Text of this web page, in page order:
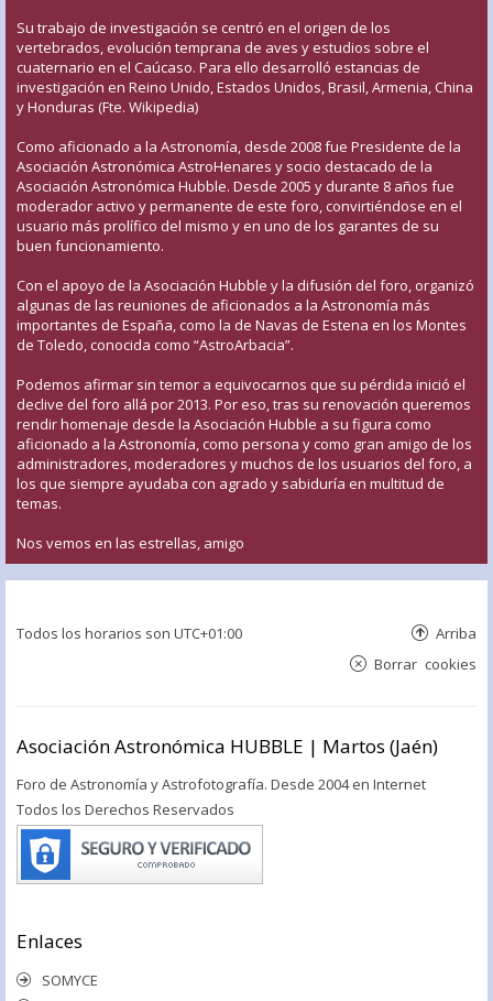
Su trabajo de investigación se centró en el origen de los
vertebrados, evolución temprana de aves y estudios sobre el
cuaternario en el Caúcaso. Para ello desarrolló estancias de
investigación en Reino Unido, Estados Unidos, Brasil, Armenia, China
y Honduras (Fte. Wikipedia)
Como aficionado a la Astronomía, desde 2008 fue Presidente de la
Asociación Astronómica AstroHenares y socio destacado de la
Asociación Astronómica Hubble. Desde 2005 y durante 8 años fue
moderador activo y permanente de este foro, convirtiéndose en el
usuario más prolífico del mismo y en uno de los garantes de su
buen funcionamiento.
Con el apoyo de la Asociación Hubble y la difusión del foro, organizó
algunas de las reuniones de aficionados a la Astronomía más
importantes de España, como la de Navas de Estena en los Montes
de Toledo, conocida como “AstroArbacia”.
Podemos afirmar sin temor a equivocarnos que su pérdida inició el
declive del foro allá por 2013. Por eso, tras su renovación queremos
rendir homenaje desde la Asociación Hubble a su figura como
aficionado a la Astronomía, como persona y como gran amigo de los
administradores, moderadores y muchos de los usuarios del foro, a
los que siempre ayudaba con agrado y sabiduría en multitud de
temas.
Nos vemos en las estrellas, amigo
Todos los horarios son UTC+01:00 Arriba
Borrar cookies
Asociación Astronómica HUBBLE | Martos (Jaén)
Foro de Astronomía y Astrofotografía. Desde 2004 en Internet
Todos los Derechos Reservados
Enlaces
SOMYCE